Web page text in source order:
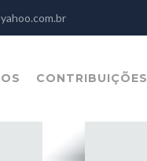
CONTRIBUIÇÕES